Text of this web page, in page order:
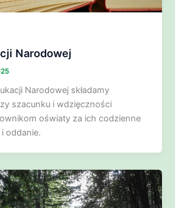
Narodowej
Narodowej składamy
szacunku i wdzięczności
oświaty za ich codzienne
oddanie.